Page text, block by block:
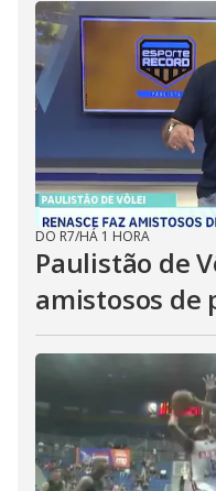
DO R7/HÁ 1 HORA
Paulistão de
amistosos de